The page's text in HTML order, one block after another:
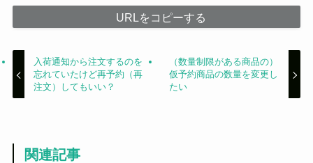
URLをコピーする
入荷通知から注文するのを
忘れていたけど再予約（再
注文）してもいい？
（数量制限がある商品の）
仮予約商品の数量を変更し
たい
関連記事